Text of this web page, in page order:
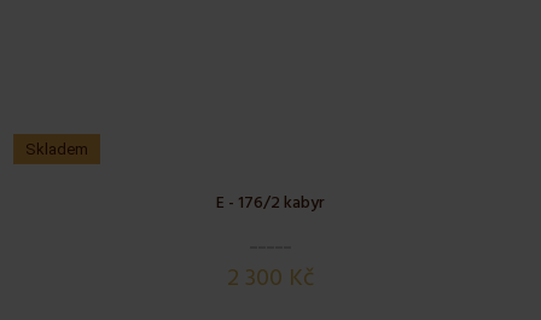
E - 176/2 kabyr
2 300 Kč
Skladem